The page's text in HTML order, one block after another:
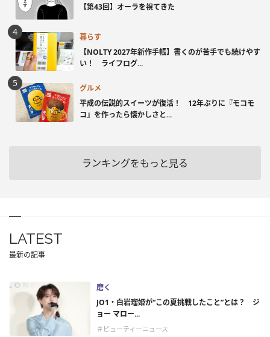
【第43回】オーラを視てきた
暮らす
【NOLTY 2027年新作手帳】書くのが苦手でも続けやす
い！ ライフログ...
グルメ
平成の伝説的スイーツが復活！ 12年ぶりに『モコモ
コ』を作ったら懐かしさと...
ランキングをもっと見る
LATEST
最新の記事
磨く
JO1・白岩瑠姫が“この夏挑戦したこと”とは？ ジ
ョー マロー...
＃ビューティーニュース